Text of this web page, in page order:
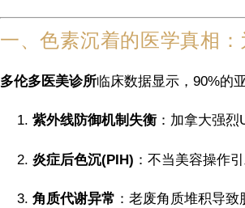
一、色素沉着的医学真相
多伦多医美诊所临床数据显示，90%的
紫外线防御机制失衡：加拿大强烈
炎症后色沉(PIH) ：不当美容操作
角质代谢异常 ：老废角质堆积导致